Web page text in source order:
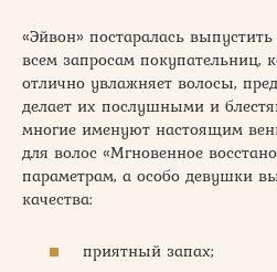
«Эйвон» постаралась
всем запросам покупательниц,
отлично увлажняет волосы,
делает их послушными и
многие именуют настоящим
для волос «Мгновенное
параметрам, а особо девушки
качества:
приятный запах;